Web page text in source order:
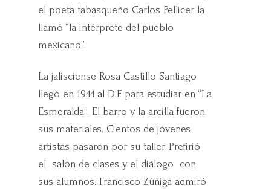
el poeta tabasqueño Carlos Pellicer la
llamó “la intérprete del pueblo
mexicano”.
La jalisciense Rosa Castillo Santiago
llegó en 1944 al D.F para estudiar en “La
Esmeralda”. El barro y la arcilla fueron
sus materiales. Cientos de jóvenes
artistas pasaron por su taller. Prefirió
el salón de clases y el diálogo con
sus alumnos. Francisco Zúñiga admiró